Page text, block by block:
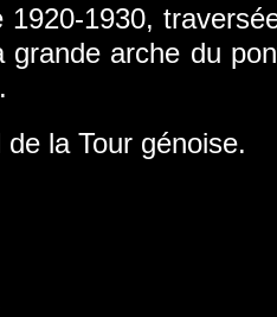
traversée
arche du
la Tour génoise.